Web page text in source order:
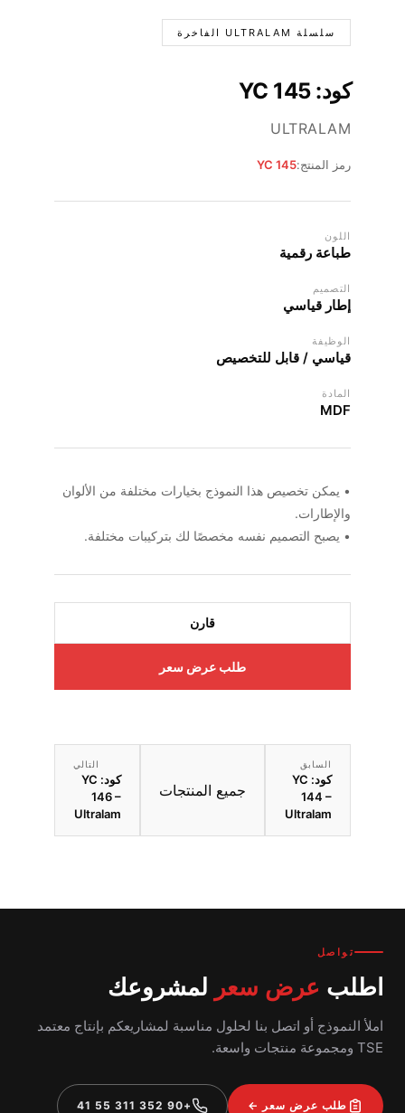
سلسلة ULTRALAM الفاخرة
كود: YC 145
ULTRALAM
رمز المنتج:YC 145
اللون
طباعة رقمية
التصميم
إطار قياسي
الوظيفة
قياسي / قابل للتخصيص
المادة
MDF
• يمكن تخصيص هذا النموذج بخيارات مختلفة من الألوان
والإطارات.
• يصبح التصميم نفسه مخصصًا لك بتركيبات مختلفة.
قارن
طلب عرض سعر
السابق
كود: YC
144 –
Ultralam
جميع المنتجات
التالي
كود: YC
146 –
Ultralam
تواصل
اطلب عرض سعر لمشروعك
املأ النموذج أو اتصل بنا لحلول مناسبة لمشاريعكم بإنتاج معتمد
TSE ومجموعة منتجات واسعة.
طلب عرض سعر ← +90 352 311 55 41